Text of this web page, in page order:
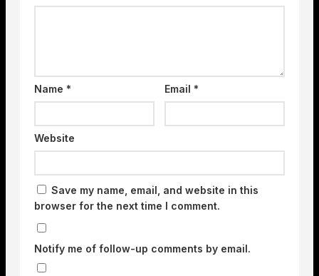
Name * Email*
Website
Save my name, email, and website in this
browser for the next time I comment.
Notify me of follow-up comments by email.